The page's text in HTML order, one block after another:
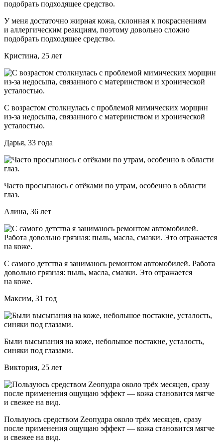
У меня достаточно жирная кожа, склонная к покраснениям
и аллергическим реакциям, поэтому довольно сложно
подобрать подходящее средство.
Кристина, 25 лет
С возрастом столкнулась с проблемой мимических морщин
из-за недосыпа, связанного с материнством и хронической
усталостью.
Дарья, 33 года
Часто просыпаюсь с отёками по утрам, особенно в области
глаз.
Алина, 36 лет
С самого детства я занимаюсь ремонтом автомобилей. Работа
довольно грязная: пыль, масла, смазки. Это отражается
на коже.
Максим, 31 год
Были высыпания на коже, небольшое постакне, усталость,
синяки под глазами.
Виктория, 25 лет
Пользуюсь средством Zeoпудра около трёх месяцев, сразу
после применения ощущаю эффект — кожа становится мягче
и свежее на вид.